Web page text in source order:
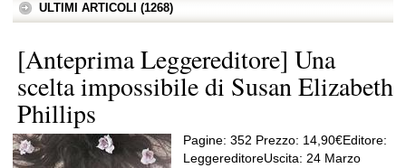
ULTIMI ARTICOLI (1268)
[Anteprima Leggereditore] Una
scelta impossibile di Susan Elizabeth
Phillips
Pagine: 352 Prezzo: 14,90€Editore:
LeggereditoreUscita: 24 Marzo